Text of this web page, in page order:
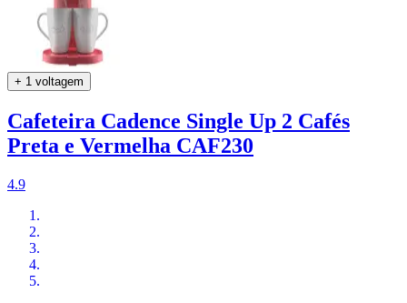
+ 1 voltagem
Cafeteira Cadence Single Up 2 Cafés
Preta e Vermelha CAF230
4.9